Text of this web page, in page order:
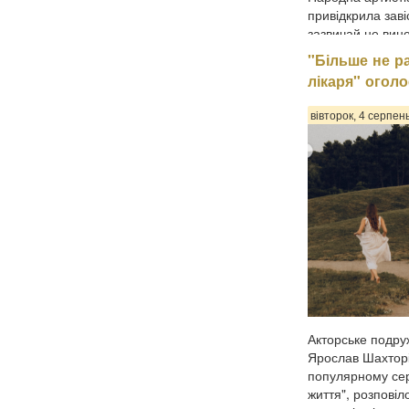
привідкрила
зазвичай не
поділилася 56-
серце не
узами шлюбу з
поспішає,
"Більше не
лікаря"
вівторок, 4
Акторське
Ярослав
популярному
життя",